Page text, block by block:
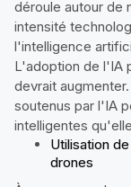
déroule autour de
intensité
l'intelligence
L'adoption de l'IA
devrait
soutenus par l'IA
intelligentes
Utilisation
drones